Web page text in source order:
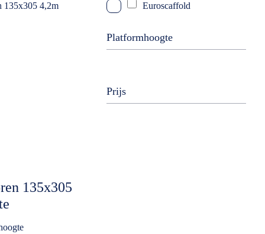
135x305
Euroscaffold
Platformhoogte
Prijs